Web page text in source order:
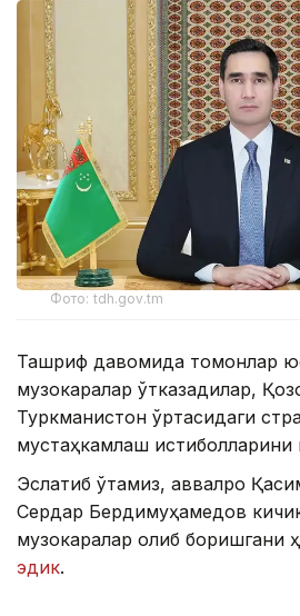
Фото: tdh.gov.tm
Ташриф давомида томонлар
музокаралар ўтказадилар,
Туркманистон ўртасидаги
мустаҳкамлаш истиқболларини
Эслатиб ўтамиз, аввалроқ
Сердар Бердимуҳамедов
музокаралар олиб боришгани
эдик.